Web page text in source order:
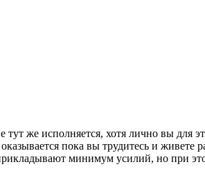
же исполняется, хотя лично вы для
пока вы трудитесь и живете
минимум усилий, но при